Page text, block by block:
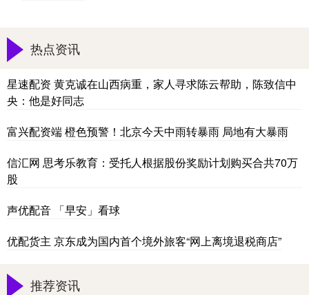
热点资讯
星速配资 黄克诚在山西病重，家人寻求陈云帮助，陈致信中
央：他是好同志
富兴配资端 橙色预警！北京今天中雨转暴雨 局地有大暴雨
信汇网 思考乐教育：受托人根据股份奖励计划购买合共70万
股
声优配音 「早安」看球
优配货主 京东成为国内首个境外旅客“网上离境退税商店”
推荐资讯